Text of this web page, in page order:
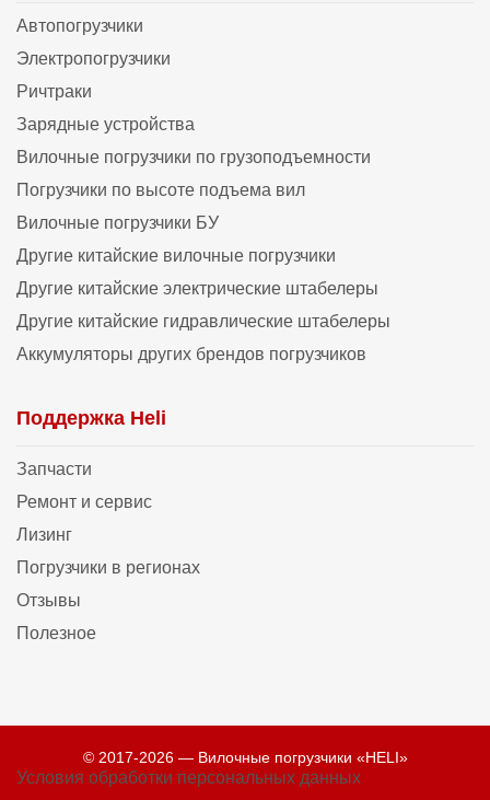
Автопогрузчики
Электропогрузчики
Ричтраки
Зарядные устройства
Вилочные погрузчики по грузоподъемности
Погрузчики по высоте подъема вил
Вилочные погрузчики БУ
Другие китайские вилочные погрузчики
Другие китайские электрические штабелеры
Другие китайские гидравлические штабелеры
Аккумуляторы других брендов погрузчиков
Поддержка Heli
Запчасти
Ремонт и сервис
Лизинг
Погрузчики в регионах
Отзывы
Полезное
© 2017-2026 — Вилочные погрузчики «HELI»
Условия обработки персональных данных